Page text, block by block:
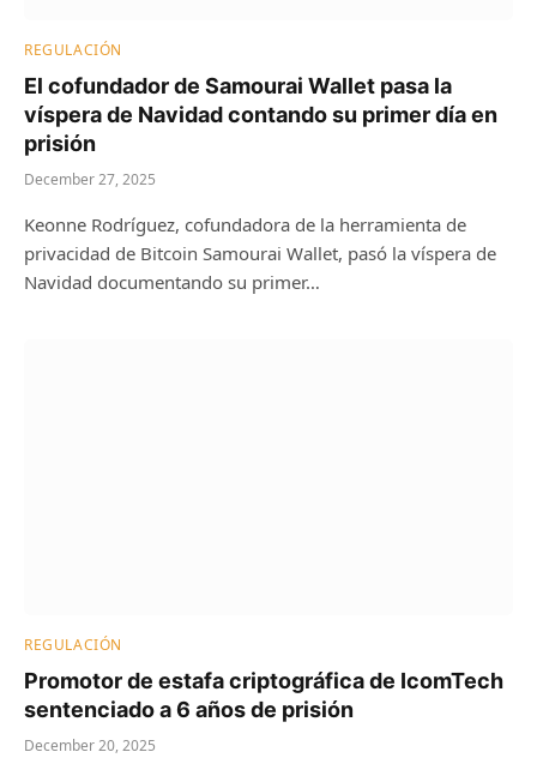
REGULACIÓN
El cofundador de Samourai Wallet pasa la
víspera de Navidad contando su primer día en
prisión
December 27, 2025
Keonne Rodríguez, cofundadora de la herramienta de
privacidad de Bitcoin Samourai Wallet, pasó la víspera de
Navidad documentando su primer…
REGULACIÓN
Promotor de estafa criptográfica de IcomTech
sentenciado a 6 años de prisión
December 20, 2025